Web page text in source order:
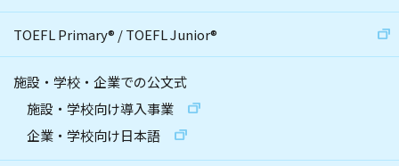
TOEFL Primary® /TOEFL Junior®
施設・学校・企業での公文式
施設・学校向け導入事業
企業・学校向け日本語